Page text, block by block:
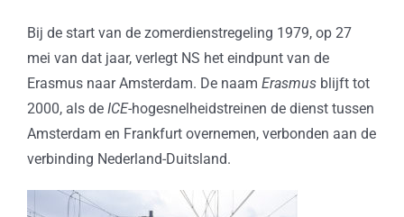
Bij de start van de zomerdienstregeling 1979, op 27
mei van dat jaar, verlegt NS het eindpunt van de
Erasmus naar Amsterdam. De naam Erasmus blijft tot
2000, als de ICE-hogesnelheidstreinen de dienst tussen
Amsterdam en Frankfurt overnemen, verbonden aan de
verbinding Nederland-Duitsland.